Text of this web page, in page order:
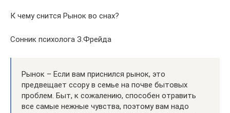
К чему снится Рынок во снах?
Сонник психолога З.Фрейда
Рынок – Если вам приснился рынок, это
предвещает ссору в семье на почве бытовых
проблем. Быт, к сожалению, способен отравить
все самые нежные чувства, поэтому вам надо